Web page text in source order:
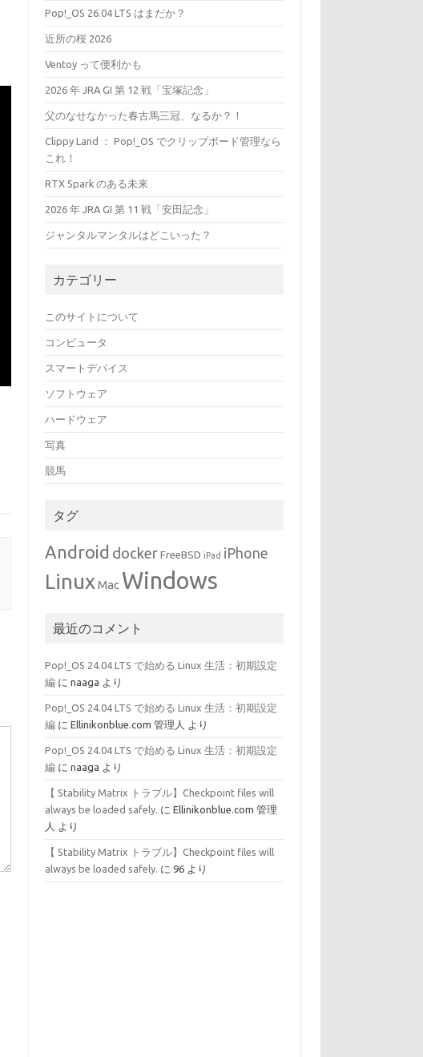
Pop!_OS 26.04 LTS はまだか？
近所の桜 2026
Ventoy って便利かも
2026 年 JRA GI 第 12 戦「宝塚記念」
父のなせなかった春古馬三冠、なるか？！
Clippy Land ： Pop!_OS でクリップボード管理なら
これ！
RTX Spark のある未来
2026 年 JRA GI 第 11 戦「安田記念」
ジャンタルマンタルはどこいった？
カテゴリー
このサイトについて
コンピュータ
スマートデバイス
ソフトウェア
ハードウェア
写真
競馬
タグ
Android docker FreeBSD iPad iPhone
Linux Mac Windows
最近のコメント
Pop!_OS 24.04 LTS で始める Linux 生活：初期設定
編 にnaaga より
Pop!_OS 24.04 LTS で始める Linux 生活：初期設定
編 にEllinikonblue.com 管理人 より
Pop!_OS 24.04 LTS で始める Linux 生活：初期設定
編 にnaaga より
【 Stability Matrix トラブル】Checkpoint files will
always be loaded safely. にEllinikonblue.com 管理
人 より
【 Stability Matrix トラブル】Checkpoint files will
always be loaded safely. に96 より